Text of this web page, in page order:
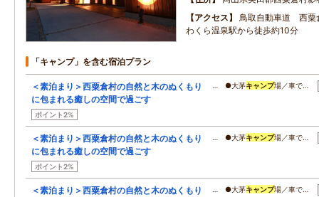
アクセス
鳥取自動車道 西
わくら温泉駅から徒歩約10分
「キャンプ」を含む宿泊プラン
＜素泊まり＞西粟倉村の自然と木のぬくもり
に包まれる癒しの空間で過ごす
ポイント2%
… ●大茅キャンプ場／車で…
＜素泊まり＞西粟倉村の自然と木のぬくもり
に包まれる癒しの空間で過ごす
ポイント2%
… ●大茅キャンプ場／車で…
＜素泊まり＞西粟倉村の自然と木のぬくもり
… ●大茅キャンプ場／車で…